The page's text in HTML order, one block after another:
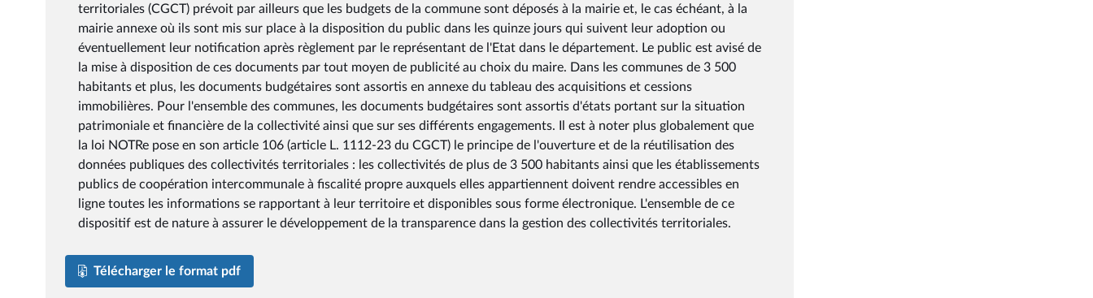
territoriales (CGCT) prévoit par ailleurs que les budgets de la commune sont déposés à la mairie et, le cas échéant, à la
mairie annexe où ils sont mis sur place à la disposition du public dans les quinze jours qui suivent leur adoption ou
éventuellement leur notification après règlement par le représentant de l'Etat dans le département. Le public est avisé de
la mise à disposition de ces documents par tout moyen de publicité au choix du maire. Dans les communes de 3 500
habitants et plus, les documents budgétaires sont assortis en annexe du tableau des acquisitions et cessions
immobilières. Pour l'ensemble des communes, les documents budgétaires sont assortis d'états portant sur la situation
patrimoniale et financière de la collectivité ainsi que sur ses différents engagements. Il est à noter plus globalement que
la loi NOTRe pose en son article 106 (article L. 1112-23 du CGCT) le principe de l'ouverture et de la réutilisation des
données publiques des collectivités territoriales : les collectivités de plus de 3 500 habitants ainsi que les établissements
publics de coopération intercommunale à fiscalité propre auxquels elles appartiennent doivent rendre accessibles en
ligne toutes les informations se rapportant à leur territoire et disponibles sous forme électronique. L'ensemble de ce
dispositif est de nature à assurer le développement de la transparence dans la gestion des collectivités territoriales.
Télécharger le format pdf